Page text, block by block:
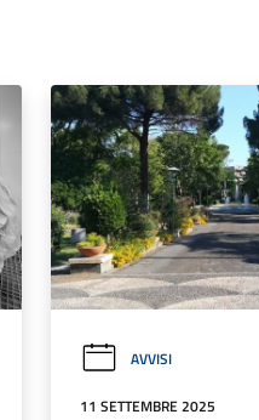
AVVISI
11 SETTEMBRE 2025